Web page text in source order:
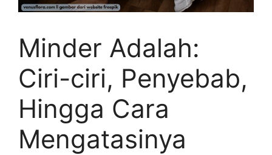
Minder Adalah:
Ciri-ciri, Penyebab,
Hingga Cara
Mengatasinya